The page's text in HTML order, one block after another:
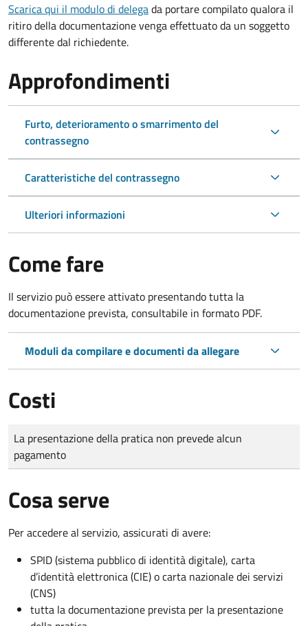
Scarica qui il modulo di delegada portare compilato qualora il
ritiro della documentazione venga effettuato da un soggetto
differente dal richiedente.
Approfondimenti
Furto, deterioramento o smarrimento del
contrassegno
Caratteristiche del contrassegno
Ulteriori informazioni
Come fare
Il servizio può essere attivato presentando tutta la
documentazione prevista, consultabile in formato PDF.
Moduli da compilare e documenti da allegare
Costi
Tipo di pagamento
Importo
La presentazione della pratica non prevede alcun
pagamento
Cosa serve
Per accedere al servizio, assicurati di avere:
SPID (sistema pubblico di identità digitale), carta
d’identità elettronica (CIE) o carta nazionale dei servizi
(CNS)
tutta la documentazione prevista per la presentazione